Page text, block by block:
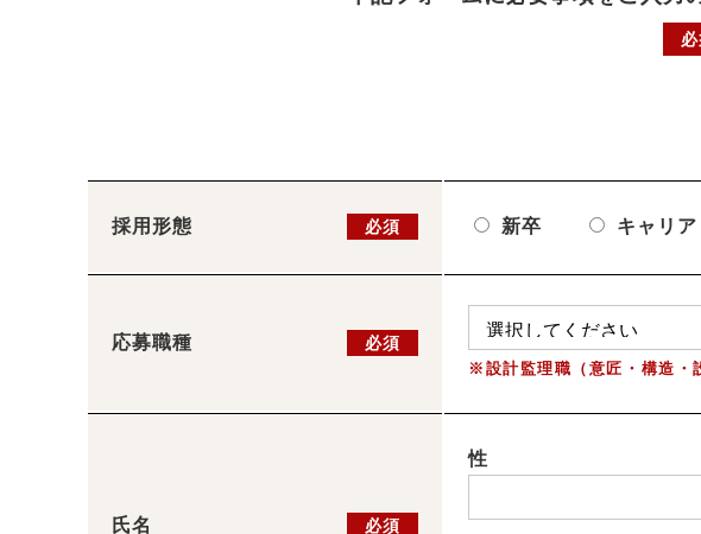
採用形態 必須 新卒 キャリア
応募職種 必須
※設計監理職（意匠・構造・
氏名 必須
性